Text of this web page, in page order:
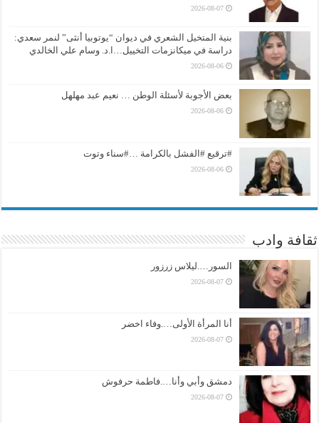
2026-08-07
بنية المتخيل الشعري في ديوان “يوتوبيا أنثى” لنمر سعدي:
دراسة في ميكانزمات التخييل…ا.د. وسام علي الخالدي
2026-08-06
بعض الأجوبة لأسئلة الوطن … نعيم عبد مهلهل
2026-08-06
#ترقيع #الفشل بالكرامة …#سناء وتوت
2026-08-06
ثقافة وادب
السور….ليلاس زرزور
2026-08-07
أنا المرأة الأولى….وفاء اخضر
2026-08-07
دمشق وأبي وأنا….فاطمة حرفوش
2026-08-07